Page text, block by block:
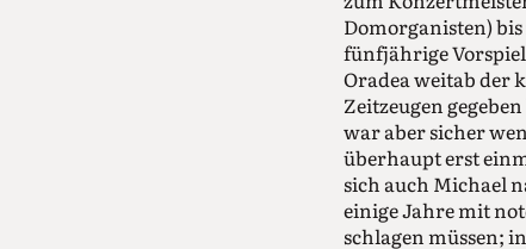
Domorganisten)
fünfjährige
Oradea weitab der
Zeitzeugen
war aber sicher
überhaupt erst
sich auch Michael
einige Jahre mit
schlagen müssen;